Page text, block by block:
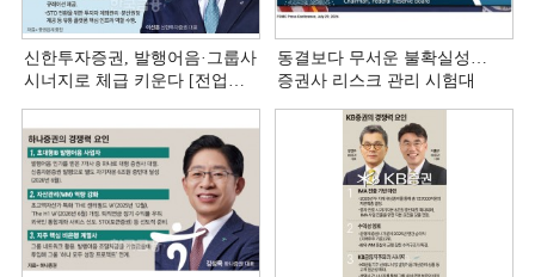
신한투자증권, 발행어음·그룹사
시너지로 체급 키운다 [전업계
동결보다 무서운 불확실성…
증권사 리스크 관리 시험대